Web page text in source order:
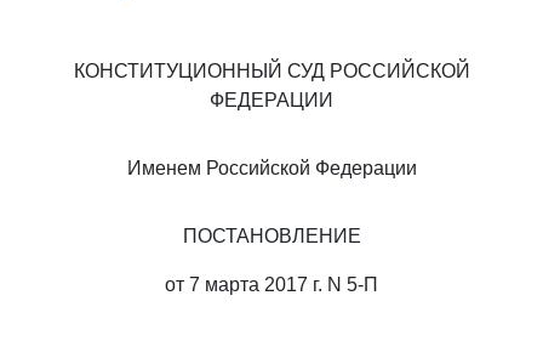
КОНСТИТУЦИОННЫЙ СУД РОССИЙСКОЙ
ФЕДЕРАЦИИ
Именем Российской Федерации
ПОСТАНОВЛЕНИЕ
от 7 марта 2017 г. N 5-П